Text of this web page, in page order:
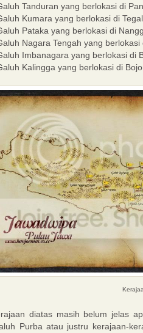
Tanduran yang berlokasi di
Kumara yang berlokasi di
Pataka yang berlokasi di
Nagara Tengah yang
Imbanagara yang berlokasi
Kalingga yang berlokasi di
diatas masih belum jelas
Purba atau justru kerajaan-